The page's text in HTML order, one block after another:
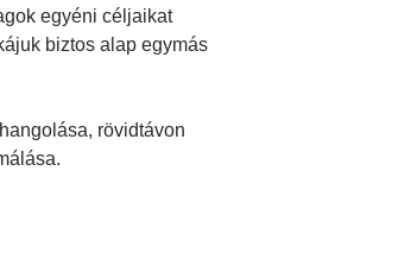
egyéni céljaikat
biztos alap egymás
rövidtávon